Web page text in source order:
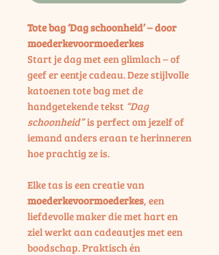
Tote bag ‘Dag schoonheid’ – door
moederkevoormoederkes
Start je dag met een glimlach – of
geef er eentje cadeau. Deze stijlvolle
katoenen tote bag met de
handgetekende tekst “Dag
schoonheid”is perfect om jezelf of
iemand anders eraan te herinneren
hoe prachtig ze is.
Elke tas is een creatie van
moederkevoormoederkes, een
liefdevolle maker die met hart en
ziel werkt aan cadeautjes met een
boodschap. Praktisch én